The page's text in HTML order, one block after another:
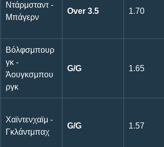
Ντάρμσταντ -
Μπάγερν
Over 3.5 1.70
Βόλφσμπουρ
γκ -
Άουγκσμπου
ργκ
G/G 1.65
Χαϊντενχαϊμ -
Γκλάντμπαχ
G/G 1.57